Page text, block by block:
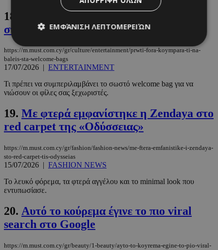
18.
στα welcome bags
https://m.must.com.cy/gr/culture/entertainment/prwti-fora-koympara-ti-na-
baleis-sta-welcome-bags
17/07/2026 | ENTERTAINMENT
Τι πρέπει να συμπεριλαμβάνει το σωστό welcome bag για να
νιώσουν οι φίλες σας ξεχωριστές.
19. Με φτερά εμφανίστηκε η Zendaya στο
red carpet της «Οδύσσειας»
https://m.must.com.cy/gr/fashion/fashion-news/me-ftera-emfanistike-i-zendaya-
sto-red-carpet-tis-odysseias
15/07/2026 | FASHION NEWS
Το λευκό φόρεμα, τα φτερά αγγέλου και το minimal look που
εντυπωσίασε.
20. Αυτό το κούρεμα έγινε το πιο viral
search στο Google
https://m.must.com.cy/gr/beauty/1-beauty/ayto-to-koyrema-egine-to-pio-viral-
ΕΜΦΆΝΙΣΗ ΛΕΠΤΟΜΕΡΕΙΏΝ
Απολύτως απαραίτητα
Στόχευσης
Λειτουργικότητας
Μη ταξινομημένα
Τα απολύτως απαραίτητα cookies επιτρέπουν
βασικές λειτουργίες του ιστότοπου, όπως τη
σύνδεση χρήστη και τη διαχείριση λογαριασμού.
Ο ιστότοπος δεν μπορεί να χρησιμοποιηθεί σωστά
Ονοματεπώνυμο
PinToTopCookie www.must.com.cy